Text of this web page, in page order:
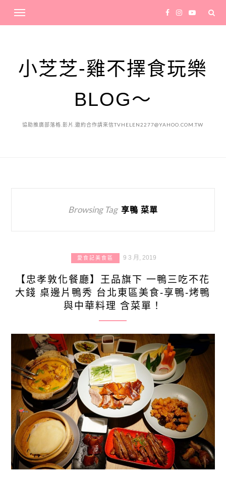
小芝芝-雞不擇食玩樂
BLOG～
協助推廣部落格.影片.邀約合作請來信TVHELEN2277@YAHOO.COM.TW
Browsing Tag 享鴨 菜單
愛食記美食區 9 3 月, 2019
【忠孝敦化餐廳】王品旗下 一鴨三吃不花
大錢 桌邊片鴨秀 台北東區美食-享鴨-烤鴨
與中華料理 含菜單！